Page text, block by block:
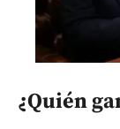
¿Quién